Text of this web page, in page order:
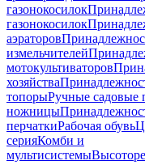
газонокосилок
газонокосилок
аэраторов
измельчителей
мотокультиваторов
хозяйства
топорыРучные садовые
ножницы
перчаткиРабочая обувь
серияКомби и
мультисистемы